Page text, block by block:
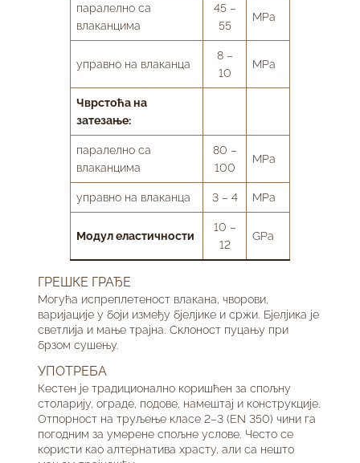
паралелно са
влаканцима
45 –
55
MPa
управно на влаканца
8 –
10
MPa
Чврстоћа на
затезање:
паралелно са
влаканцима
80 –
100
MPa
управно на влаканца 3 – 4 MPa
Модул еластичности
10 –
12
GPa
ГРЕШКЕ ГРАЂЕ
Могућа испреплетеност влакана, чворови,
варијације у боји између бјелјике и сржи. Бјелјика је
светлија и мање трајна. Склоност пуцању при
брзом сушењу.
УПОТРЕБА
Кестен је традиционално коришћен за спољну
столарију, ограде, подове, намештај и конструкције.
Отпорност на труљење класе 2–3 (EN 350) чини га
погодним за умерене спољне услове. Често се
користи као алтернатива храсту, али са нешто